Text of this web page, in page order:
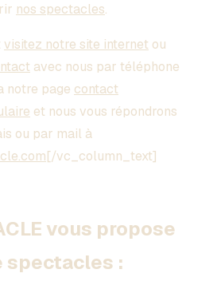
nos spectacles.
visitez notre site internet ou
avec nous par téléphone
notre page contact
et nous vous répondrons
ou par mail à
[/vc_column_text]
vous propose
spectacles :